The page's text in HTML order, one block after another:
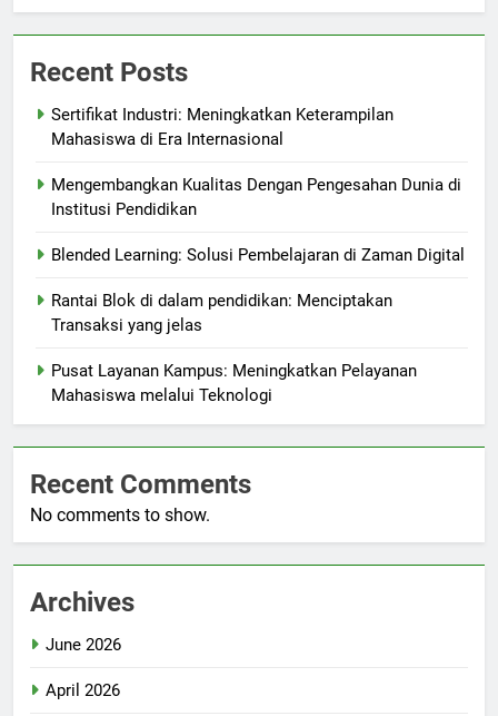
Recent Posts
Sertifikat Industri: Meningkatkan Keterampilan
Mahasiswa di Era Internasional
Mengembangkan Kualitas Dengan Pengesahan Dunia di
Institusi Pendidikan
Blended Learning: Solusi Pembelajaran di Zaman Digital
Rantai Blok di dalam pendidikan: Menciptakan
Transaksi yang jelas
Pusat Layanan Kampus: Meningkatkan Pelayanan
Mahasiswa melalui Teknologi
Recent Comments
No comments to show.
Archives
June 2026
April 2026